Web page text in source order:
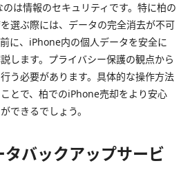
は情報のセキュリティです。特に柏の
選ぶ際には、データの完全消去が不可
に、iPhone内の個人データを安全に
します。プライバシー保護の観点から
う必要があります。具体的な操作方法
とで、柏でのiPhone売却をより安心
できるでしょう。
バックアップサービ